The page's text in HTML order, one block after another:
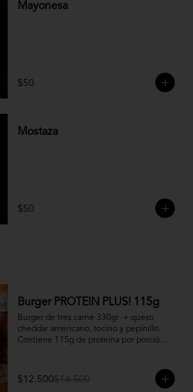
Mayonesa
$50
Mostaza
$50
Burger PROTEIN PLUS! 115g
Burger de tres carne 330gr  + queso
cheddar americano, tocino y pepinillo.
Contiene 115g de proteína por porción.
$12.500$14.500